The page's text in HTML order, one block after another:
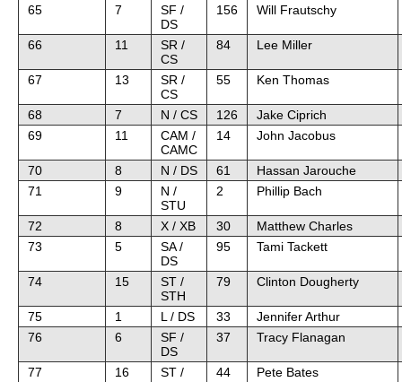
65 7
SF /
DS
156 Will Frautschy
66 11
SR /
CS
84 Lee Miller
67 13
SR /
CS
55 Ken Thomas
68 7 N / CS 126
Jake Ciprich
69
11
CAM /
CAMC
14 John Jacobus
70 8 N / DS 61
Hassan Jarouche
71
9
N /
STU
2 Phillip Bach
72 8 X / XB 30
Matthew Charles
73
5
SA /
DS
95 Tami Tackett
74 15
ST /
STH
79 Clinton Dougherty
75 1 L / DS 33
Jennifer Arthur
76
6
SF /
DS
37 Tracy Flanagan
77 16
ST /
44 Pete Bates